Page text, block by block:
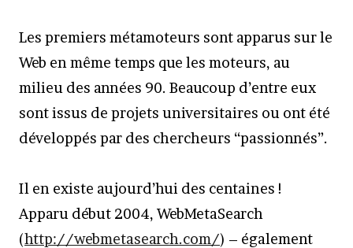
Les premiers métamoteurs sont apparus sur le
Web en même temps que les moteurs, au
milieu des années 90. Beaucoup d’entre eux
sont issus de projets universitaires ou ont été
développés par des chercheurs “passionnés”.
Il en existe aujourd’hui des centaines !
Apparu début 2004, WebMetaSearch
(http://webmetasearch.com/) – également